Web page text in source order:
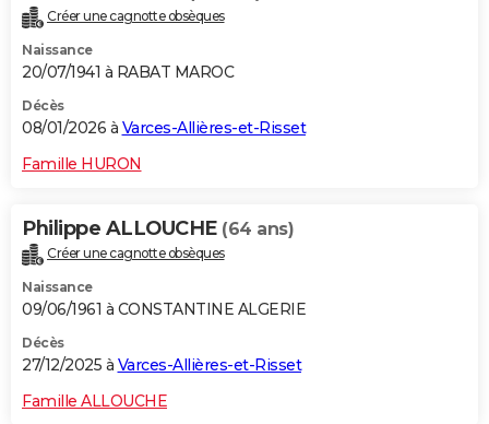
Créer une cagnotte obsèques
Naissance
20/07/1941 à RABAT MAROC
Décès
08/01/2026 à Varces-Allières-et-Risset
Famille HURON
Philippe ALLOUCHE (64 ans)
Créer une cagnotte obsèques
Naissance
09/06/1961 à CONSTANTINE ALGERIE
Décès
27/12/2025 à Varces-Allières-et-Risset
Famille ALLOUCHE